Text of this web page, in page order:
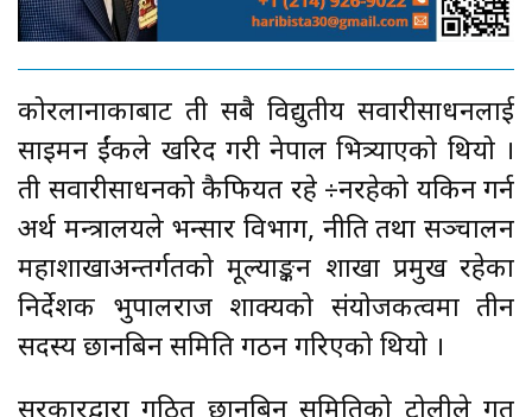
कोरलानाकाबाट ती सबै विद्युतीय सवारीसाधनलाई
साइमन ईंकले खरिद गरी नेपाल भित्र्याएको थियो ।
ती सवारीसाधनको कैफियत रहे ÷नरहेको यकिन गर्न
अर्थ मन्त्रालयले भन्सार विभाग, नीति तथा सञ्चालन
महाशाखाअन्तर्गतको मूल्याङ्कन शाखा प्रमुख रहेका
निर्देशक भुपालराज शाक्यको संयोजकत्वमा तीन
सदस्य छानबिन समिति गठन गरिएको थियो ।